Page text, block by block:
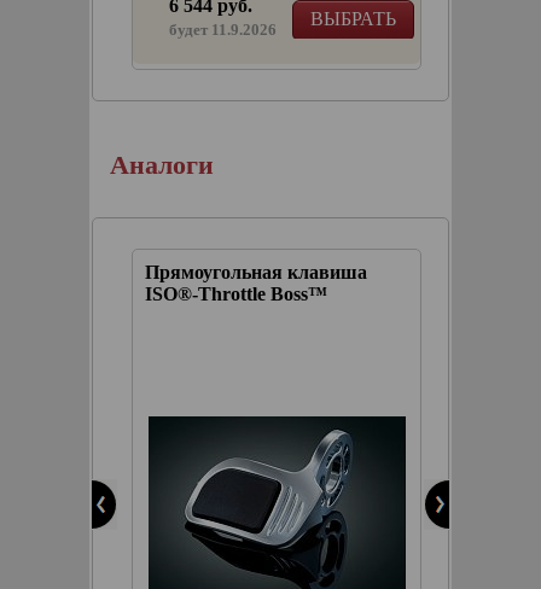
ВЫБРАТЬ
6 544 руб.
будет 11.9.2026
Аналоги
Прямоугольная клавиша
ISO®-Throttle Boss™